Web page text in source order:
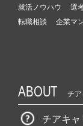
就活ノウハウ 選
転職相談
企業マ
ABOUT チ
チアキャ